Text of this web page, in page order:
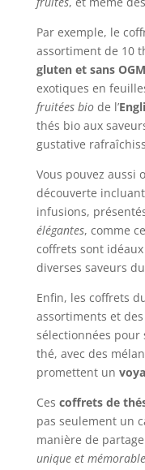
Par exemple, le
assortiment de 10
gluten et sans OGM
exotiques en
fruitées biode l’
thés bio aux
gustative
Vous pouvez aussi
découverte
infusions,
élégantes, comme
coffrets sont
diverses saveurs
Enfin, les coffrets
assortiments et
sélectionnées pour
thé, avec des
promettent un
Ces coffrets de
pas seulement un
manière de
unique et mémorable